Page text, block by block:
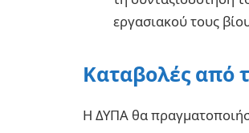
εργασιακού τους
Καταβολές από
Η ΔΥΠΑ θα